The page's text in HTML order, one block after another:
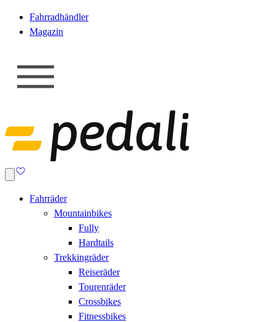
Fahrradhändler
Magazin
Fahrräder
Mountainbikes
Fully
Hardtails
Trekkingräder
Reiseräder
Tourenräder
Crossbikes
Fitnessbikes